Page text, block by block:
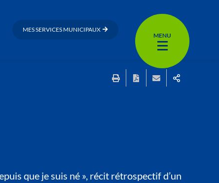
MES SERVICES MUNICIPAUX
MENU
que je suis né », récit rétrospectif d’un